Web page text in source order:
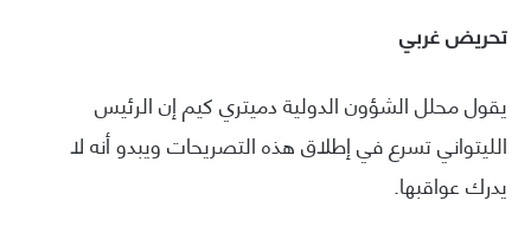
تحريض غربي
يقول محلل الشؤون الدولية دميتري كيم إن الرئيس
الليتواني تسرع في إطلاق هذه التصريحات ويبدو أنه لا
يدرك عواقبها.